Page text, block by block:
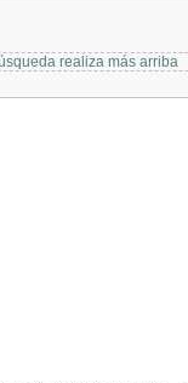
realiza más arriba